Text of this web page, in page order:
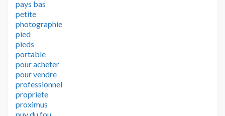
pays bas
petite
photographie
pied
pieds
portable
pour acheter
pour vendre
professionnel
propriete
proximus